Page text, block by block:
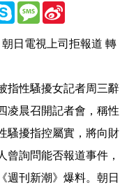
S
p
e
M
e
s
a
a
W
b
o
日電視上司拒報道 轉
指性騷擾女記者周三辭
凌晨召開記者會，稱性
騷擾指控屬實，將向財
詢問能否報道事件，
週刊新潮》爆料。朝日